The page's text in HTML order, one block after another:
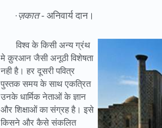
·ज़कात- अनिवार्य दान।
विश्व के किसी अन्य ग्रंथ
मे क़ुरआन जैसी अनूठी विशेषता
नही है। हर दूसरी पवित्र
पुस्तक समय के साथ एकत्रित
उनके धार्मिक नेताओं के ज्ञान
और शिक्षाओं का संग्रह है। इसे
किसने और कैसे संकलित